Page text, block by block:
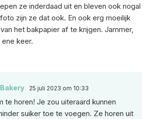
ze inderdaad uit en bleven ook nogal
zijn ze dat ook. En ook erg moeilijk
het bakpapier af te krijgen. Jammer,
keer.
25 juli 2023 om 10:33
te horen! Je zou uiteraard kunnen
suiker toe te voegen. Ze horen uit